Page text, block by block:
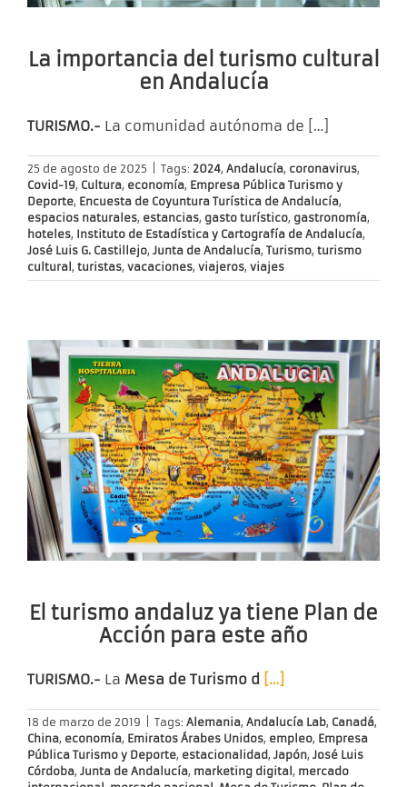
La importancia del turismo cultural
en Andalucía
TURISMO.- La comunidad autónoma de […]
25 de agosto de 2025 Tags: 2024, Andalucía, coronavirus,
Covid-19, Cultura, economía, Empresa Pública Turismo y
Deporte, Encuesta de Coyuntura Turística de Andalucía,
espacios naturales, estancias, gasto turístico, gastronomía,
hoteles, Instituto de Estadística y Cartografía de Andalucía,
José Luis G. Castillejo, Junta de Andalucía, Turismo, turismo
cultural , turistas, vacaciones, viajeros, viajes
El turismo andaluz ya tiene Plan de
Acción para este año
TURISMO.- La Mesa de Turismo d […]
18 de marzo de 2019 Tags: Alemania, Andalucía Lab, Canadá,
China, economía, Emiratos Árabes Unidos, empleo, Empresa
Pública Turismo y Deporte, estacionalidad, Japón, José Luis
Córdoba, Junta de Andalucía, marketing digital , mercado